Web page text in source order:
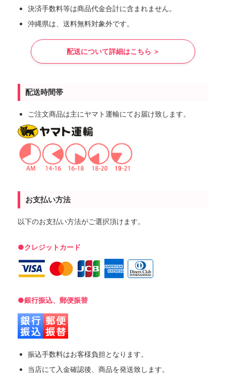
決済手数料等は商品代金合計に含まれません。
沖縄県は、送料無料対象外です。
配送について詳細はこちら ＞
配送時間帯
ご注文商品は主にヤマト運輸にてお届け致します。
お支払い方法
以下のお支払い方法がご選択頂けます。
●クレジットカード
●銀行振込、郵便振替
振込手数料はお客様負担となります。
当店にて入金確認後、商品を発送致します。